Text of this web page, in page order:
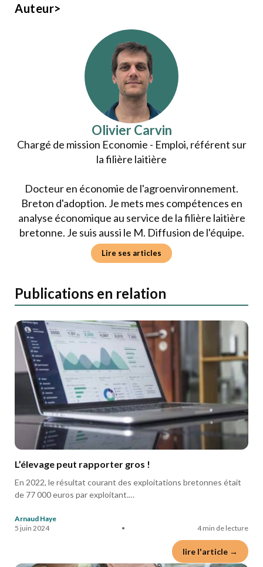
Auteur>
Olivier Carvin
Chargé de mission Economie - Emploi, référent sur
la filière laitière
Docteur en économie de l'agroenvironnement.
Breton d'adoption. Je mets mes compétences en
analyse économique au service de la filière laitière
bretonne. Je suis aussi le M. Diffusion de l'équipe.
Lire ses articles
Publications en relation
L’élevage peut rapporter gros !
En 2022, le résultat courant des exploitations bretonnes était
de 77 000 euros par exploitant.…
Arnaud Haye
5 juin 2024
• 4 min de lecture
lire l'article →